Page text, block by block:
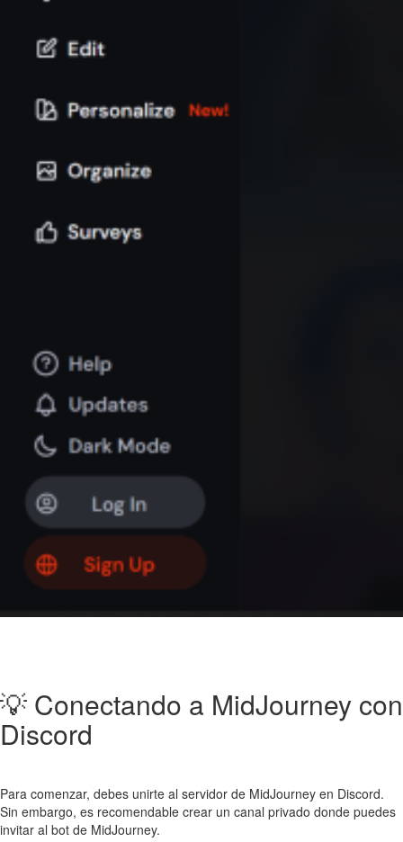
💡 Conectando a MidJourney con
Discord
Para comenzar, debes unirte al servidor de MidJourney en Discord.
Sin embargo, es recomendable crear un canal privado donde puedes
invitar al bot de MidJourney.